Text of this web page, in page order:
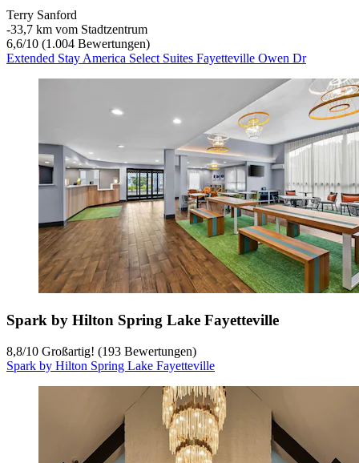
Terry Sanford
‐33,7 km vom Stadtzentrum
6,6/10 (1.004 Bewertungen)
Extended Stay America Select Suites Fayetteville Owen Dr
Spark by Hilton Spring Lake Fayetteville
8,8/10 Großartig! (193 Bewertungen)
Spark by Hilton Spring Lake Fayetteville